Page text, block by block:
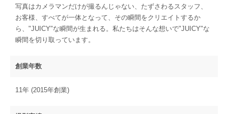
写真はカメラマンだけが撮るんじゃない、たずさわるスタッフ、
お客様、すべてが一体となって、その瞬間をクリエイトするか
ら、"JUICY"な瞬間が生まれる。私たちはそんな想いで"JUICY"な
瞬間を切り取っています。
創業年数
11年 (2015年創業)